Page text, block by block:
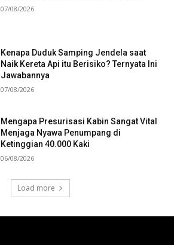
07/08/2026
Kenapa Duduk Samping Jendela saat
Naik Kereta Api itu Berisiko? Ternyata Ini
Jawabannya
07/08/2026
Mengapa Presurisasi Kabin Sangat Vital
Menjaga Nyawa Penumpang di
Ketinggian 40.000 Kaki
06/08/2026
Load more